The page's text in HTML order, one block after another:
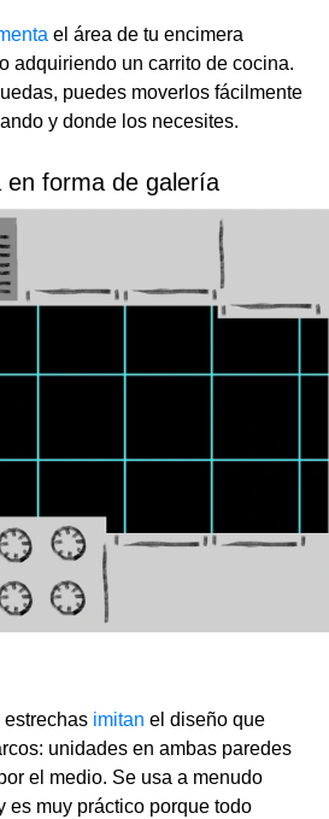
el área de tu encimera
adquiriendo un carrito de cocina.
puedes moverlos fácilmente
y donde los necesites.
en forma de galería
estrechas imitan el diseño que
unidades en ambas paredes
el medio. Se usa a menudo
es muy práctico porque todo